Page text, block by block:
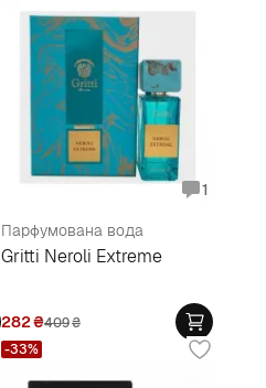
1
Парфумована вода
Gritti Neroli Extreme
282₴409₴
-33%